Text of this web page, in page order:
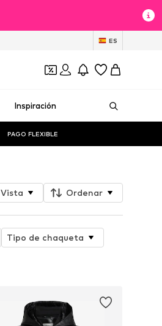
ES
Inspiración
PAGO FLEXIBLE
Vista Ordenar
Tipo de chaqueta